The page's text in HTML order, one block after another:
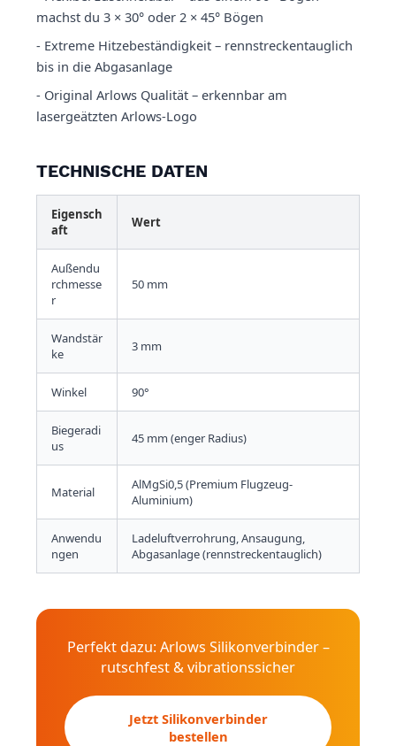
machst du 3 × 30° oder 2 × 45° Bögen
- Extreme Hitzebeständigkeit – rennstreckentauglich
bis in die Abgasanlage
- Original Arlows Qualität – erkennbar am
lasergeätzten Arlows-Logo
TECHNISCHE DATEN
Eigensch
aft
Wert
Außendu
rchmesse
r
50 mm
Wandstär
ke
3 mm
Winkel 90°
Biegeradi
us
45 mm (enger Radius)
Material
AlMgSi0,5 (Premium Flugzeug-
Aluminium)
Anwendu
ngen
Ladeluftverrohrung, Ansaugung,
Abgasanlage (rennstreckentauglich)
Perfekt dazu: Arlows Silikonverbinder –
rutschfest & vibrationssicher
Jetzt Silikonverbinder
bestellen